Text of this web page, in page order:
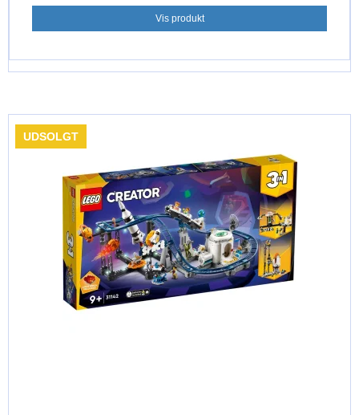
Vis produkt
UDSOLGT